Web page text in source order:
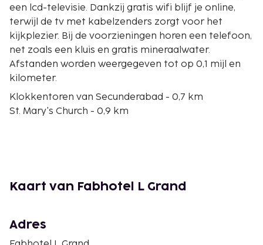
een lcd-televisie. Dankzij gratis wifi blijf je online,
terwijl de tv met kabelzenders zorgt voor het
kijkplezier. Bij de voorzieningen horen een telefoon,
net zoals een kluis en gratis mineraalwater.
Afstanden worden weergegeven tot op 0,1 mijl en
kilometer.
Klokkentoren van Secunderabad - 0,7 km
St. Mary's Church - 0,9 km
Sanjeevaiah Park - 2,9 km
Snow World - 3,9 km
Osmania Universiteit - 4 km
Kaart van Fabhotel L Grand
Adres